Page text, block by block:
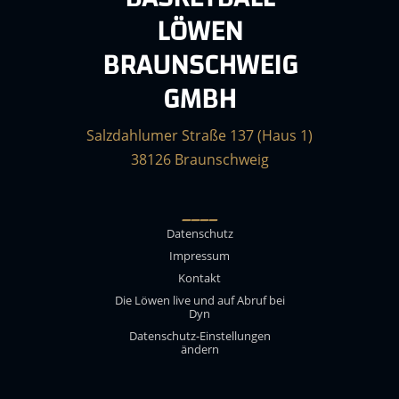
LÖWEN
BRAUNSCHWEIG
GMBH
Salzdahlumer Straße 137 (Haus 1)
38126 Braunschweig
____
Datenschutz
Impressum
Kontakt
Die Löwen live und auf Abruf bei
Dyn
Datenschutz-Einstellungen
ändern